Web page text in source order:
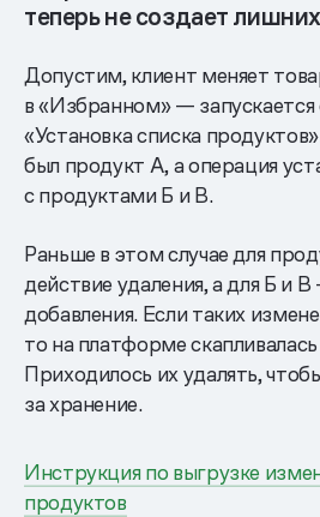
теперь не создает
Допустим, клиент меняет
в «Избранном» — запускается
«Установка списка
был продукт А, а операция
с продуктами Б и В.
Раньше в этом случае для
действие удаления, а для Б и
добавления. Если таких
то на платформе
Приходилось их удалять,
за хранение.
Инструкция по выгрузке
продуктов